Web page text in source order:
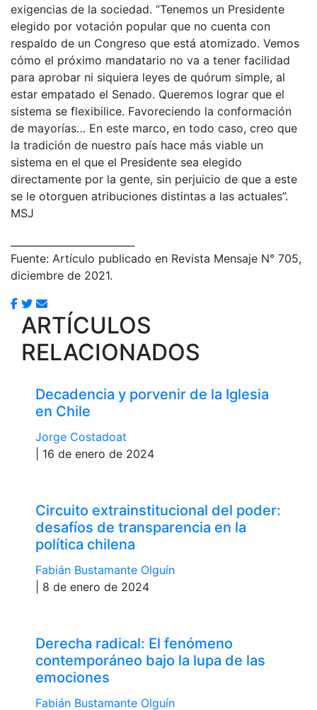
exigencias de la sociedad. “Tenemos un Presidente
elegido por votación popular que no cuenta con
respaldo de un Congreso que está atomizado. Vemos
cómo el próximo mandatario no va a tener facilidad
para aprobar ni siquiera leyes de quórum simple, al
estar empatado el Senado. Queremos lograr que el
sistema se flexibilice. Favoreciendo la conformación
de mayorías… En este marco, en todo caso, creo que
la tradición de nuestro país hace más viable un
sistema en el que el Presidente sea elegido
directamente por la gente, sin perjuicio de que a este
se le otorguen atribuciones distintas a las actuales”.
MSJ
Fuente: Artículo publicado en Revista Mensaje N° 705,
diciembre de 2021.
ARTÍCULOS
RELACIONADOS
Decadencia y porvenir de la Iglesia
en Chile
Jorge Costadoat
| 16 de enero de 2024
Circuito extrainstitucional del poder:
desafíos de transparencia en la
política chilena
Fabián Bustamante Olguín
| 8 de enero de 2024
Derecha radical: El fenómeno
contemporáneo bajo la lupa de las
emociones
Fabián Bustamante Olguín